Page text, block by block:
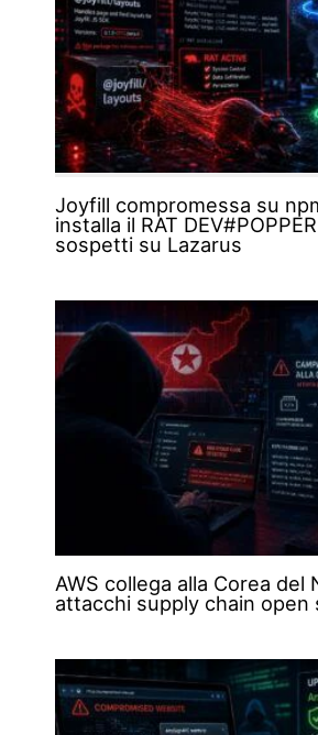
Joyfill compromessa su
installa il RAT
sospetti su Lazarus
AWS collega alla Corea del
attacchi supply chain open